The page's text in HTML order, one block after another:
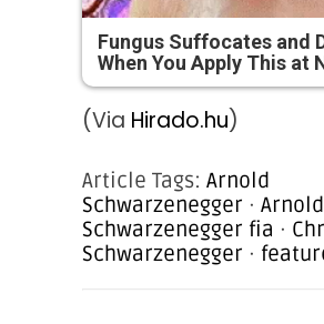
Fungus Suffocates and
When You Apply This at
(Via Hirado.hu)
Article Tags: Arnold
Schwarzenegger · Arnold
Schwarzenegger fia ·
Schwarzenegger ·